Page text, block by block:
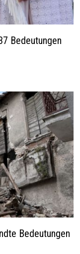
Bedeutungen
Bedeutungen